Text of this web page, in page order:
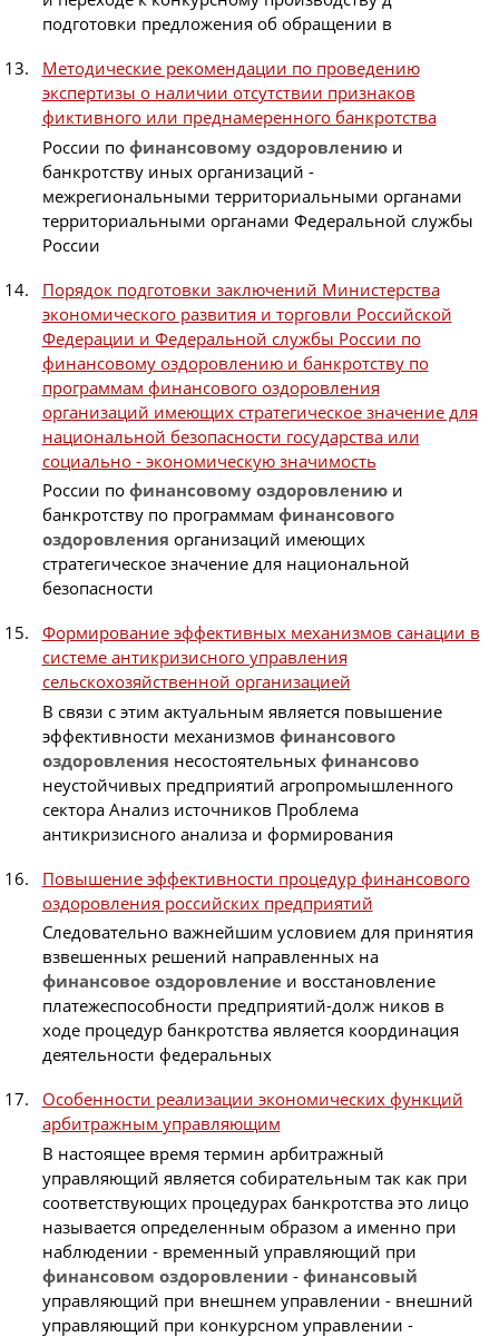
подготовки предложения об обращении в
Методические рекомендации по проведению
экспертизы о наличии отсутствии признаков
фиктивного или преднамеренного банкротства
России по финансовому оздоровлениюи
банкротству иных организаций -
межрегиональными территориальными органами
территориальными органами Федеральной службы
России
Порядок подготовки заключений Министерства
экономического развития и торговли Российской
Федерации и Федеральной службы России по
финансовому оздоровлению и банкротству по
программам финансового оздоровления
организаций имеющих стратегическое значение для
национальной безопасности государства или
социально - экономическую значимость
России по финансовому оздоровлениюи
банкротству по программам финансового
оздоровления организаций имеющих
стратегическое значение для национальной
безопасности
Формирование эффективных механизмов санации в
системе антикризисного управления
сельскохозяйственной организацией
В связи с этим актуальным является повышение
эффективности механизмов финансового
оздоровления несостоятельных финансово
неустойчивых предприятий агропромышленного
сектора Анализ источников Проблема
антикризисного анализа и формирования
Повышение эффективности процедур финансового
оздоровления российских предприятий
Следовательно важнейшим условием для принятия
взвешенных решений направленных на
финансовое оздоровлениеи восстановление
платежеспособности предприятий-долж ников в
ходе процедур банкротства является координация
деятельности федеральных
Особенности реализации экономических функций
арбитражным управляющим
В настоящее время термин арбитражный
управляющий является собирательным так как при
соответствующих процедурах банкротства это лицо
называется определенным образом а именно при
наблюдении - временный управляющий при
финансовом оздоровлении - финансовый
управляющий при внешнем управлении - внешний
управляющий при конкурсном управлении -